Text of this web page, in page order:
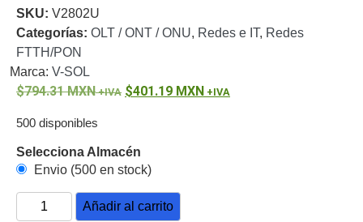
o
Refacciones Probadores
de
VideoTransceptores
de Video
Conectores
Adaptador
a
SKU: V2802U
Categorías: OLT / ONT / ONU, Redes e IT, Redes
FTTH/PON
Marca: V-SOL
794.31MXN 401.19 MXN
500 disponibles
Selecciona Almacén
Envio (500 en stock)
Añadir al carrito